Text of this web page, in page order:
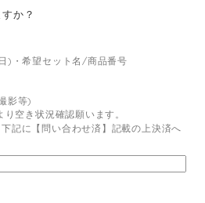
すか？
)・希望セット名/商品番号
影等)
空き状況確認願います。
記に【問い合わせ済】記載の上決済へ